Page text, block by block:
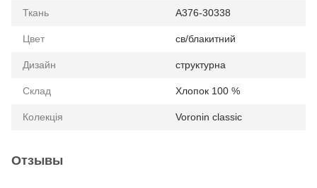
Ткань А376-30338
Цвет св/блакитний
Дизайн структурна
Склад Хлопок 100 %
Колекція Voronin classic
Отзывы